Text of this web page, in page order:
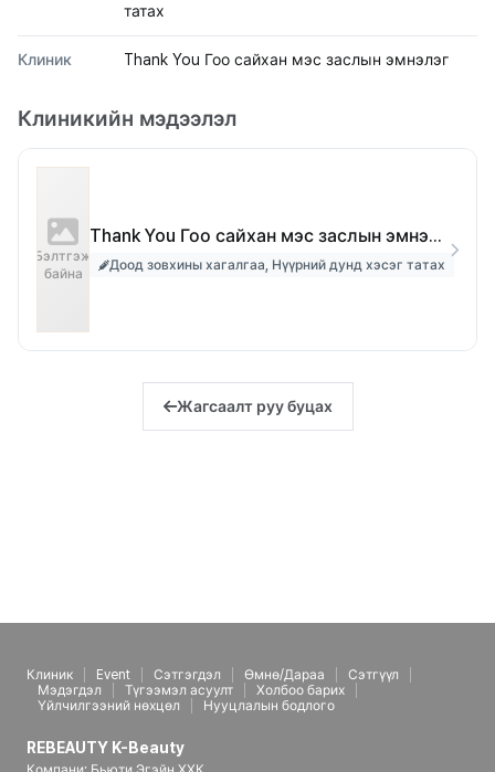
татах
Клиник Thank You Гоо сайхан мэс заслын эмнэлэг
Клиникийн мэдээлэл
Бэлтгэж
байна
Thank You Гоо сайхан мэс заслын эмнэлэг
Доод зовхины хагалгаа, Нүүрний дунд хэсэг татах
Жагсаалт руу буцах
Клиник Event Сэтгэгдэл Өмнө/Дараа
Сэтгүүл
Мэдэгдэл
Түгээмэл асуулт
Холбоо барих
Үйлчилгээний нөхцөл
Нууцлалын бодлого
REBEAUTY K-Beauty